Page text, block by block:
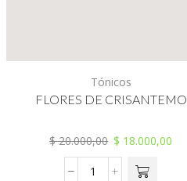
Tónicos
FLORES DE CRISANTEMO
$20.000,00 $ 18.000,00